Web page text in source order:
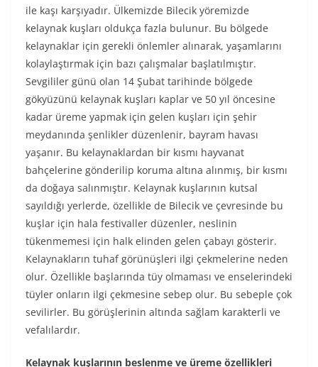
ile kaşı karşıyadır. Ülkemizde Bilecik yöremizde
kelaynak kuşları oldukça fazla bulunur. Bu bölgede
kelaynaklar için gerekli önlemler alınarak, yaşamlarını
kolaylaştırmak için bazı çalışmalar başlatılmıştır.
Sevgililer günü olan 14 Şubat tarihinde bölgede
gökyüzünü kelaynak kuşları kaplar ve 50 yıl öncesine
kadar üreme yapmak için gelen kuşları için şehir
meydanında şenlikler düzenlenir, bayram havası
yaşanır. Bu kelaynaklardan bir kısmı hayvanat
bahçelerine gönderilip koruma altına alınmış, bir kısmı
da doğaya salınmıştır. Kelaynak kuşlarının kutsal
sayıldığı yerlerde, özellikle de Bilecik ve çevresinde bu
kuşlar için hala festivaller düzenler, neslinin
tükenmemesi için halk elinden gelen çabayı gösterir.
Kelaynakların tuhaf görünüşleri ilgi çekmelerine neden
olur. Özellikle başlarında tüy olmaması ve enselerindeki
tüyler onların ilgi çekmesine sebep olur. Bu sebeple çok
sevilirler. Bu görüşlerinin altında sağlam karakterli ve
vefalılardır.
Kelaynak kuşlarının beslenme ve üreme özellikleri